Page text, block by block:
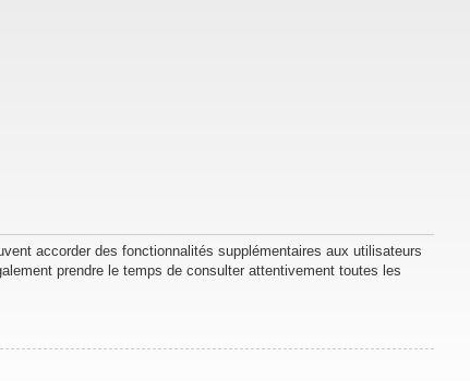
accorder des fonctionnalités supplémentaires aux utilisateurs
prendre le temps de consulter attentivement toutes les